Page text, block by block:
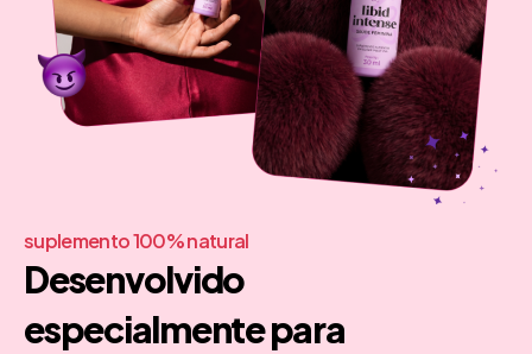
suplemento 100% natural
Desenvolvido
especialmente para